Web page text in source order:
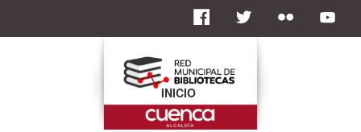
INICIO